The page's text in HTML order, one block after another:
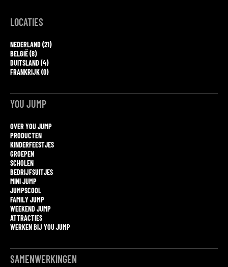
LOCATIES
NEDERLAND (21)
BELGIË (8)
DUITSLAND (4)
FRANKRIJK (0)
YOU JUMP
OVER YOU JUMP
PRODUCTEN
KINDERFEESTJES
GROEPEN
SCHOLEN
BEDRIJFSUITJES
MINI JUMP
JUMPSCOOL
FAMILY JUMP
WEEKEND JUMP
ATTRACTIES
WERKEN BIJ YOU JUMP
SAMENWERKINGEN